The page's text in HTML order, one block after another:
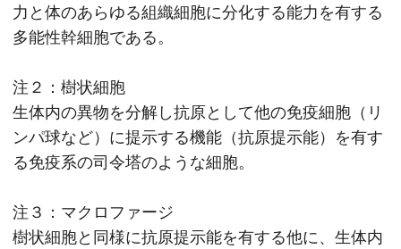
力と体のあらゆる組織細胞に分化する能力を有する
多能性幹細胞である。
注２：樹状細胞
生体内の異物を分解し抗原として他の免疫細胞（リ
ンパ球など）に提示する機能（抗原提示能）を有す
る免疫系の司令塔のような細胞。
注３：マクロファージ
樹状細胞と同様に抗原提示能を有する他に、生体内